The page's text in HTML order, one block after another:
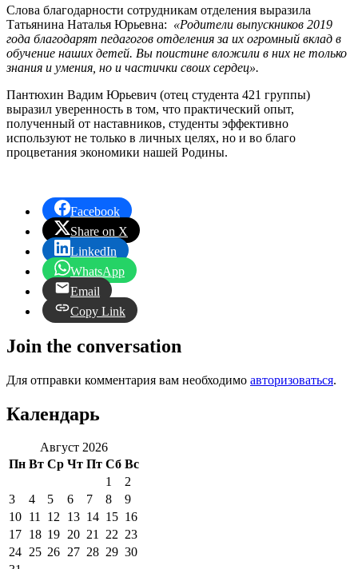
Слова благодарности сотрудникам отделения выразила
Татьянина Наталья Юрьевна: «Родители выпускников 2019
года благодарят педагогов отделения за их огромный вклад в
обучение наших детей. Вы поистине вложили в них не только
знания и умения, но и частички своих сердец».
Пантюхин Вадим Юрьевич (отец студента 421 группы)
выразил уверенность в том, что практический опыт,
полученный от наставников, студенты эффективно
используют не только в личных целях, но и во благо
процветания экономики нашей Родины.
Facebook
Share on X
LinkedIn
WhatsApp
Email
Copy Link
Join the conversation
Для отправки комментария вам необходимо авторизоваться.
Календарь
Август 2026
Пн Вт Ср Чт Пт Сб Вс
1
2
3
4 5 6 7 8
9
10 11 12 13 14 15 16
17 18 19 20 21 22 23
24 25 26 27 28 29 30